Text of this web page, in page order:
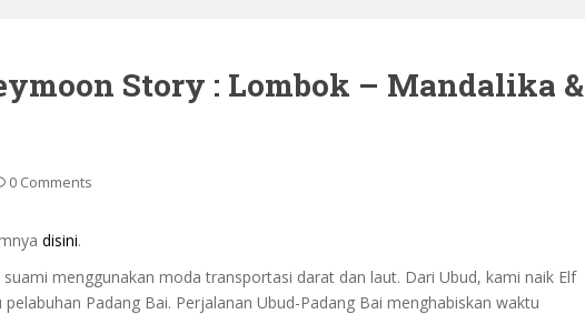
Story : Lombok – Mandalika &
0 Comments
disini.
suami menggunakan moda transportasi darat dan laut. Dari Ubud, kami naik Elf
pelabuhan Padang Bai. Perjalanan Ubud-Padang Bai menghabiskan waktu